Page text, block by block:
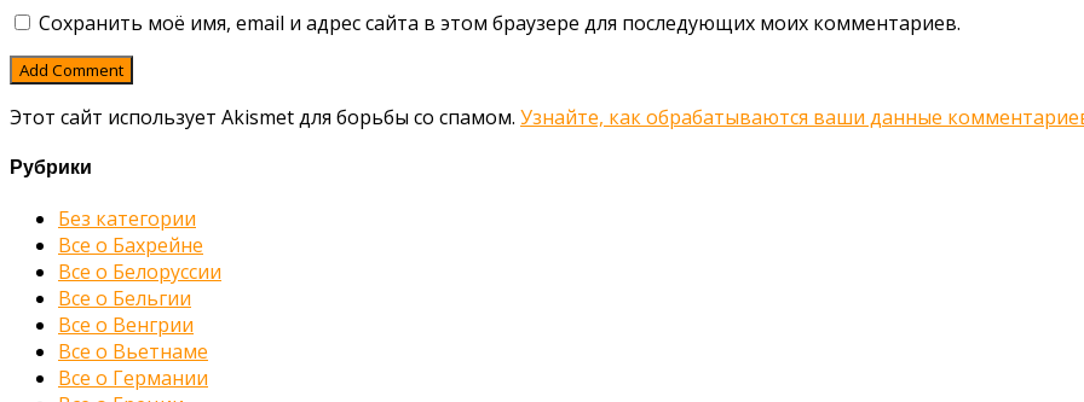
Сохранить моё имя, email и адрес сайта в этом браузере для последующих моих комментариев.
Этот сайт использует Akismet для борьбы со спамом. Узнайте, как обрабатываются ваши данные
Рубрики
Без категории
Все о Бахрейне
Все о Белоруссии
Все о Бельгии
Все о Венгрии
Все о Вьетнаме
Все о Германии